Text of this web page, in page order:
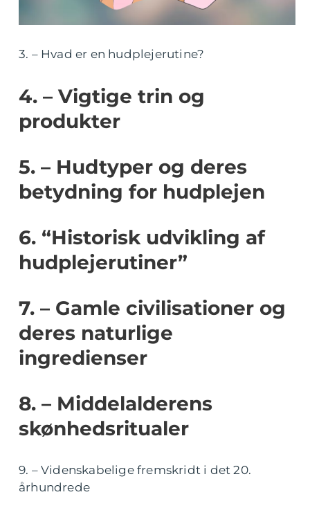
3. – Hvad er en hudplejerutine?
4. – Vigtige trin og
produkter
5. – Hudtyper og deres
betydning for hudplejen
6. “Historisk udvikling af
hudplejerutiner”
7. – Gamle civilisationer og
deres naturlige
ingredienser
8. – Middelalderens
skønhedsritualer
9. – Videnskabelige fremskridt i det 20.
århundrede